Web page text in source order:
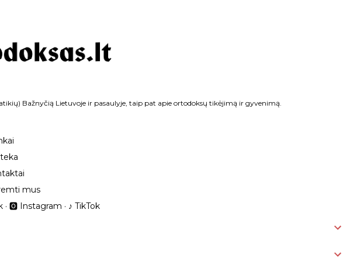
Bažnyčią Lietuvoje ir pasaulyje, taip pat apie ortodoksų tikėjimą ir gyvenimą.
mus
🅾 Instagram ‎♪ TikTok